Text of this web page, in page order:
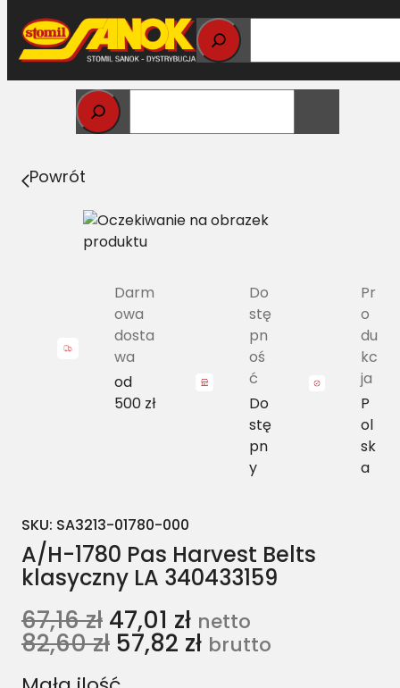
Przejdź
do
treści
Strona główna>
klasyczny LA 340433159
Powrót
Darm
owa
dosta
wa
od
500 zł
Do
stę
pn
oś
ć
Do
stę
pn
y
Pr
o
du
kc
ja
P
ol
sk
a
SKU: SA3213-01780-000
A/H-1780 Pas Harvest Belts
klasyczny LA 340433159
67,16zł 47,01 zł netto
82,60zł 57,82 zł brutto